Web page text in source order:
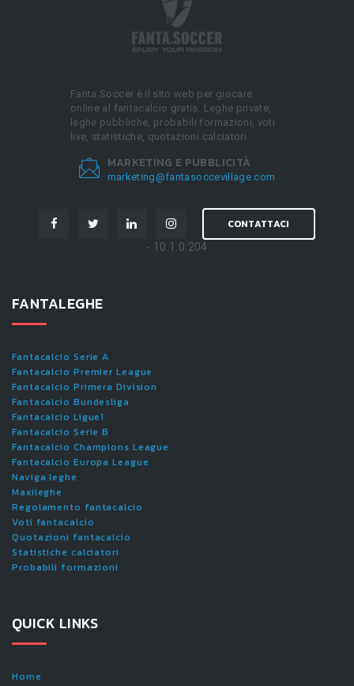
Fanta.Soccer è il sito web per giocare
online al fantacalcio gratis. Leghe private,
leghe pubbliche, probabili formazioni, voti
live, statistiche, quotazioni calciatori.
MARKETING E PUBBLICITÀ
marketing@fantasoccevillage.com
CONTATTACI
- 10.1.0.204
FANTALEGHE
Fantacalcio Serie A
Fantacalcio Premier League
Fantacalcio Primera Division
Fantacalcio Bundesliga
Fantacalcio Ligue1
Fantacalcio Serie B
Fantacalcio Champions League
Fantacalcio Europa League
Naviga leghe
Maxileghe
Regolamento fantacalcio
Voti fantacalcio
Quotazioni fantacalcio
Statistiche calciatori
Probabili formazioni
QUICK LINKS
Home